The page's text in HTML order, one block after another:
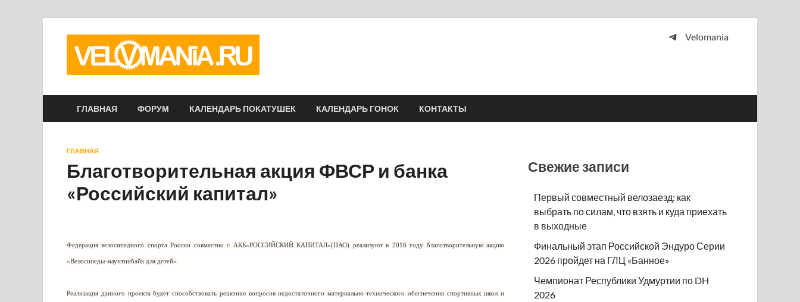
Velomania
ГЛАВНАЯ ФОРУМ КАЛЕНДАРЬ ПОКАТУШЕК КАЛЕНДАРЬ ГОНОК КОНТАКТЫ
ГЛАВНАЯ
Благотворительная акция ФВСР и банка
«Российский капитал»
Федерация велосипедного спорта России совместно с АКБ«РОССИЙСКИЙ КАПИТАЛ»(ПАО) реализуют в 2016 году благотворительную акцию
«Велосипеды-маунтинбайк для детей».
Реализация данного проекта будет способствовать решению вопросов недостаточного материально-технического обеспечения спортивных школ и
Свежие записи
Первый совместный велозаезд: как
выбрать по силам, что взять и куда приехать
в выходные
Финальный этап Российской Эндуро Серии
2026 пройдет на ГЛЦ «Банное»
Чемпионат Республики Удмуртии по DH
2026